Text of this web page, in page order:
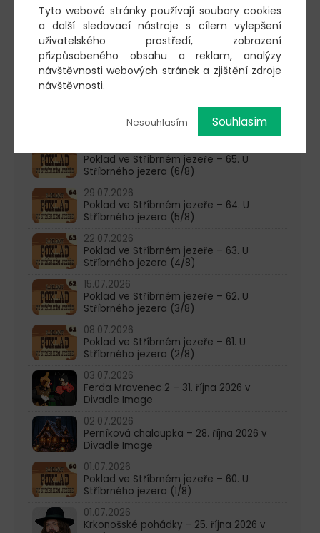
KOUPIT VSTUPENKY
603 805 271
Poklad ve Stříbrném jezeře – 65. U
Stříbrného jezera (6/8)
29.07.2026
Poklad ve Stříbrném jezeře – 64. U
Stříbrného jezera (5/8)
22.07.2026
Poklad ve Stříbrném jezeře – 63. U
Stříbrného jezera (4/8)
15.07.2026
Poklad ve Stříbrném jezeře – 62. U
Stříbrného jezera (3/8)
08.07.2026
Poklad ve Stříbrném jezeře – 61. U
Stříbrného jezera (2/8)
03.07.2026
Ferda Mravenec 2 – 31. října 2026 v
Divadle Image
02.07.2026
Perníková chaloupka – 28. října 2026 v
Divadle Image
01.07.2026
Poklad ve Stříbrném jezeře – 60. U
Stříbrného jezera (1/8)
01.07.2026
Krkonošské pohádky – 25. října 2026 v
Tyto webové stránky používají soubory cookies
a další sledovací nástroje s cílem vylepšení
uživatelského prostředí, zobrazení
přizpůsobeného obsahu a reklam, analýzy
návštěvnosti webových stránek a zjištění zdroje
návštěvnosti.
Nesouhlasím Souhlasím